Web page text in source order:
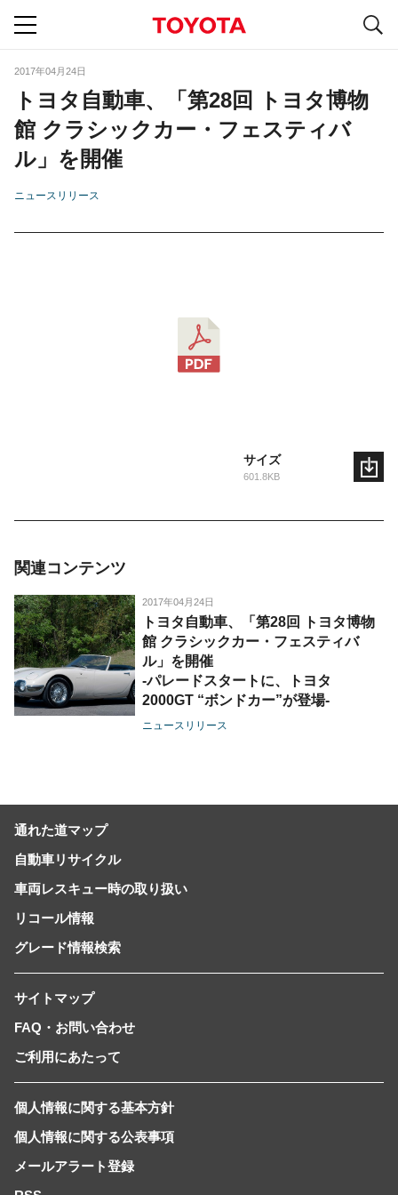
2017年04月24日
トヨタ自動車、「第28回 トヨタ博物
館 クラシックカー・フェスティバ
ル」を開催
ニュースリリース
サイズ
601.8KB
関連コンテンツ
2017年04月24日
トヨタ自動車、「第28回 トヨタ博物
館 クラシックカー・フェスティバ
ル」を開催
-パレードスタートに、トヨタ
2000GT “ボンドカー”が登場-
ニュースリリース
通れた道マップ
自動車リサイクル
車両レスキュー時の取り扱い
リコール情報
グレード情報検索
サイトマップ
FAQ・お問い合わせ
ご利用にあたって
個人情報に関する基本方針
個人情報に関する公表事項
メールアラート登録